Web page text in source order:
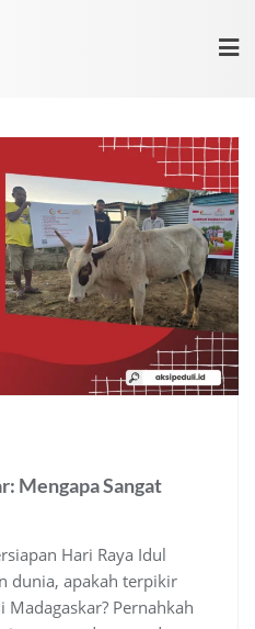
Mengapa Sangat
Hari Raya Idul
dunia, apakah terpikir
Pernahkah